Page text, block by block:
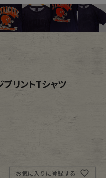
Fafatt
Bottoms
ーから探す
リントTシャツ
お気に入りに登録する